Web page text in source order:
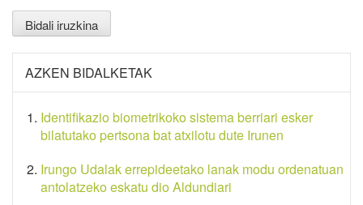
AZKEN BIDALKETAK
Identifikazio biometrikoko sistema berriari esker
bilatutako pertsona bat atxilotu dute Irunen
Irungo Udalak errepideetako lanak modu ordenatuan
antolatzeko eskatu dio Aldundiari